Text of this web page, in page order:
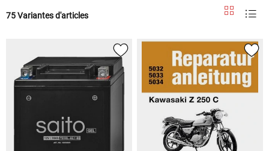
75 Variantes d'articles